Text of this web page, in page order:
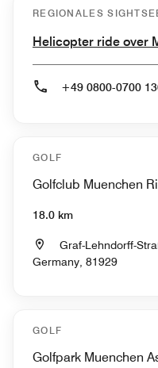
REGIONALES
Helicopter ride over
+49 0800-0700
GOLF
Golfclub Muenchen
18.0 km
Graf-Lehndorff-
Germany, 81929
GOLF
Golfpark Muenchen